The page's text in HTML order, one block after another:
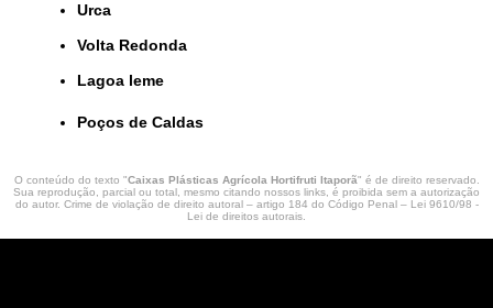
Urca
Volta Redonda
lagoa leme
Poços de Caldas
O conteúdo do texto "Caixas Plásticas Agrícola Hortifruti Itaporã" é de direito reservado.
Sua reprodução, parcial ou total, mesmo citando nossos links, é proibida sem a autorização
do autor. Crime de violação de direito autoral – artigo 184 do Código Penal – Lei 9610/98 -
Lei de direitos autorais.